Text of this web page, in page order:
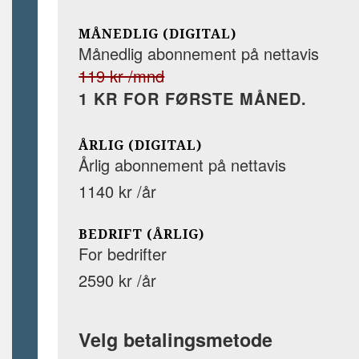
MÅNEDLIG (DIGITAL)
Månedlig abonnement på nettavis
119 kr /mnd
1 KR FOR FØRSTE MÅNED.
ÅRLIG (DIGITAL)
Årlig abonnement på nettavis
1140 kr /år
BEDRIFT (ÅRLIG)
For bedrifter
2590 kr /år
Velg betalingsmetode